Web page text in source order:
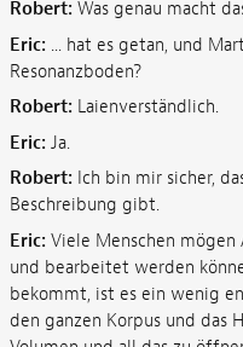
Robert: Was genau macht
Eric: ... hat es getan, und
Resonanzboden?
Robert: Laienverständlich.
Eric: Ja.
Robert: Ich bin mir sicher,
Beschreibung gibt.
Eric: Viele Menschen
und bearbeitet werden
bekommt, ist es ein wenig
den ganzen Korpus und das